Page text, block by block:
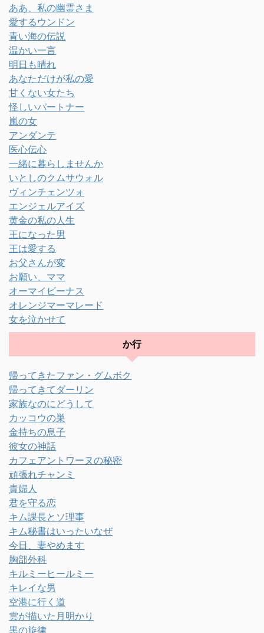
ああ、私の幽霊さま
愛するウンドン
青い海の伝説
温かい一言
明日も晴れ
あなただけが私の愛
甘くない女たち
怪しいパートナー
嵐の女
アンダンテ
医心伝心
一緒に暮らしませんか
いとしのクムサウォル
ヴィンチェンツォ
エンジェルアイズ
黄金の私の人生
王になった男
王は愛する
お父さんが変
お願い、ママ
オーマイビーナス
オレンジマーマレード
女を泣かせて
か行
帰ってきたファン・グムボク
帰ってきてダーリン
家族なのにどうして
カッコウの巣
金持ちの息子
彼女の神話
カフェアントワーヌの秘密
頑張れチャンミ
貴婦人
君を守る恋
キム課長とソ理事
キム秘書はいったいなぜ
今日、妻やめます
胸部外科
キルミーヒールミー
キレイな男
空港に行く道
雲が描いた月明かり
黒の旋律